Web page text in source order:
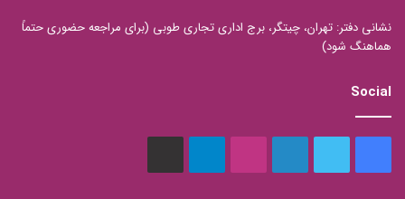
نشانی دفتر: تهران، چیتگر، برج اداری تجاری طوبی (برای مراجعه حضوری حتماً
هماهنگ شود)
Social